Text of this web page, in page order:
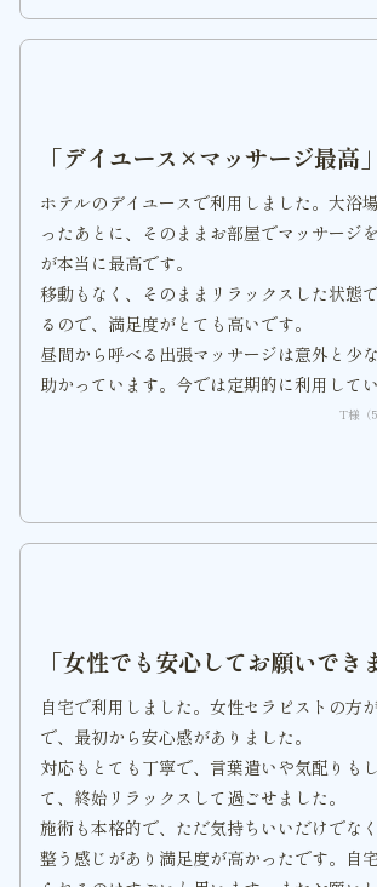
「デイユース×マッサージ最高」
ホテルのデイユースで利用しました。大浴
ったあとに、そのままお部屋でマッサージ
が本当に最高です。
移動もなく、そのままリラックスした状態
るので、満足度がとても高いです。
昼間から呼べる出張マッサージは意外と少
助かっています。今では定期的に利用してい
T様（
「女性でも安心してお願いでき
自宅で利用しました。女性セラピストの方
で、最初から安心感がありました。
対応もとても丁寧で、言葉遣いや気配りも
て、終始リラックスして過ごせました。
施術も本格的で、ただ気持ちいいだけでな
整う感じがあり満足度が高かったです。自